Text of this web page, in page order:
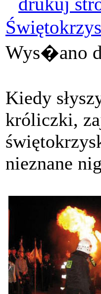
Wys�ano
Kiedy
króliczki,
nieznane